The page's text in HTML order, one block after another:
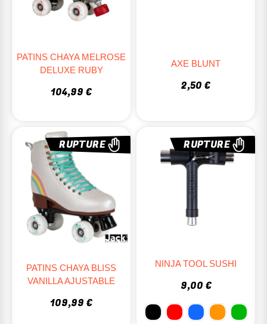
PATINS CHAYA MELROSE
DELUXE RUBY
104,99 €
AXE BLUNT
2,50 €
RUPTURE
PATINS CHAYA BLISS
VANILLA AJUSTABLE
109,99 €
RUPTURE
NINJA TOOL SUSHI
9,00 €